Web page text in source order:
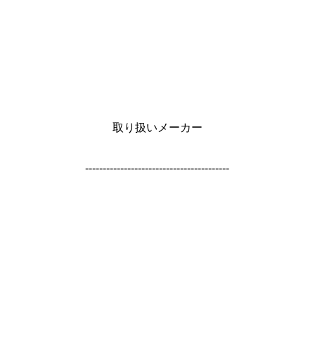
取り扱いメーカー
-----------------------------------------